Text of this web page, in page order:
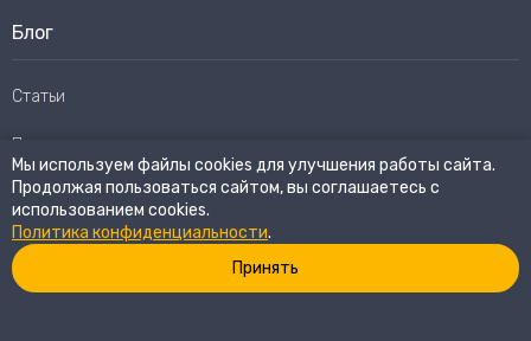
Блог
Статьи
Пользовательское соглашение
Карта сайта
eWay Market.Все права защищены
Мы используем файлы cookies для улучшения работы сайта.
Продолжая пользоваться сайтом, вы соглашаетесь с
использованием cookies.
Политика конфиденциальности.
Принять